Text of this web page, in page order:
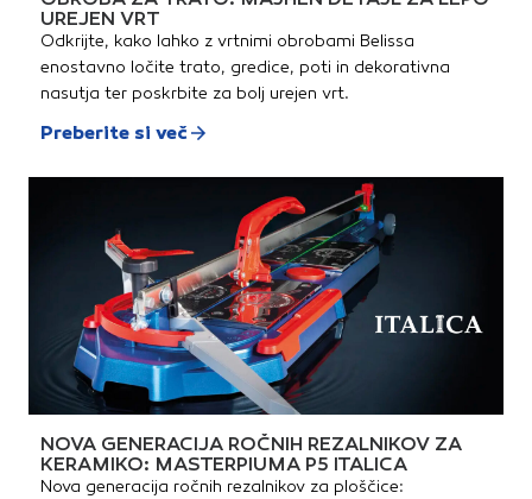
UREJEN VRT
Odkrijte, kako lahko z vrtnimi obrobami Belissa
enostavno ločite trato, gredice, poti in dekorativna
nasutja ter poskrbite za bolj urejen vrt.
Preberite si več
NOVA GENERACIJA ROČNIH REZALNIKOV ZA
KERAMIKO: MASTERPIUMA P5 ITALICA
Nova generacija ročnih rezalnikov za ploščice: